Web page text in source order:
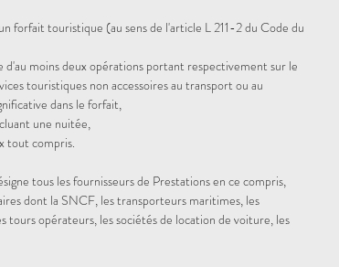
forfait touristique (au sens de l'article L 211-2 du Code du
d'au moins deux opérations portant respectivement sur le
touristiques non accessoires au transport ou au
dans le forfait,
une nuitée,
tout compris.
tous les fournisseurs de Prestations en ce compris,
dont la SNCF, les transporteurs maritimes, les
tours opérateurs, les sociétés de location de voiture, les